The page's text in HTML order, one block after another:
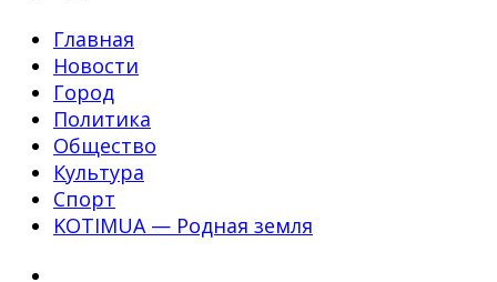
Главная
Новости
Город
Политика
Общество
Культура
Спорт
KOTIMUA — Родная земля